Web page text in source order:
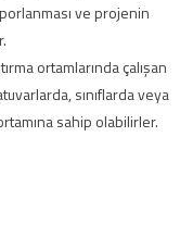
ve projenin
ortamlarında çalışan
sınıflarda veya
sahip olabilirler.